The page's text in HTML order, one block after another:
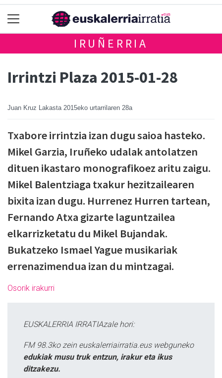
IRUÑERRIA
Irrintzi Plaza 2015-01-28
Juan Kruz Lakasta 2015eko urtarrilaren 28a
Txabore irrintzia izan dugu saioa hasteko.
Mikel Garzia, Iruñeko udalak antolatzen
dituen ikastaro monografikoez aritu zaigu.
Mikel Balentziaga txakur hezitzailearen
bixita izan dugu. Hurrenez Hurren tartean,
Fernando Atxa gizarte laguntzailea
elkarrizketatu du Mikel Bujandak.
Bukatzeko Ismael Yague musikariak
errenazimendua izan du mintzagai.
Osorik irakurri
EUSKALERRIA IRRATIAzale hori:
FM 98.3ko zein euskalerriairratia.eus webguneko
edukiak musu truk entzun, irakur eta ikus
ditzakezu.